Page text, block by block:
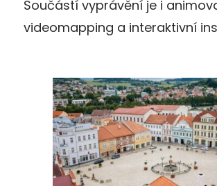
Součástí vyprávění je i
videomapping a interaktivní